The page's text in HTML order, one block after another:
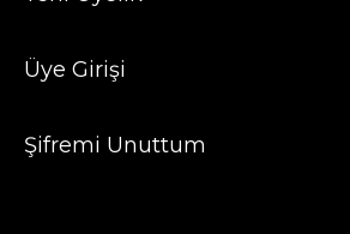
Üye Girişi
Şifremi Unuttum